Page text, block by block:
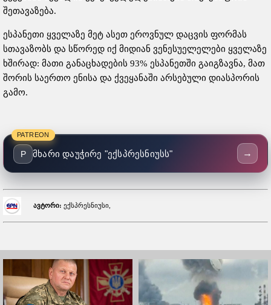
შეთავაზება.
ესპანეთი ყველაზე მეტ ასეთ ეროვნულ დაცვის ფორმას
სთავაზობს და სწორედ იქ მიდიან ვენესუელელები ყველაზე
ხშირად: მათი განაცხადების 93% ესპანეთში გაიგზავნა, მათ
შორის საერთო ენისა და ქვეყანაში არსებული დიასპორის
გამო.
PATREON
P მხარი დაუჭირე "ექსპრესნიუსს" →
ავტორი: ექსპრესნიუსი,